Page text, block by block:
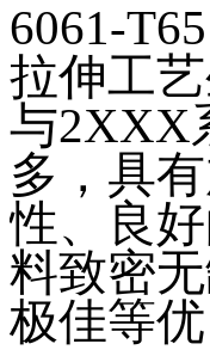
6061-
拉伸工
与2XXX
多，具
性、良
料致密
极佳等